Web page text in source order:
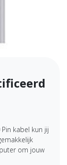
kabel kun jij
om jouw